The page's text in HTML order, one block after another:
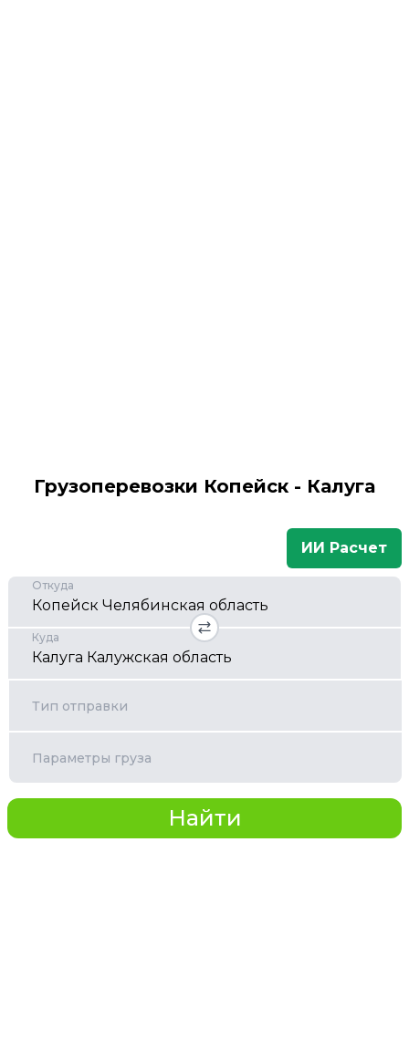
Грузоперевозки Копейск - Калуга
ИИ Расчет
Откуда
Куда
Тип отправки
Параметры груза
Найти